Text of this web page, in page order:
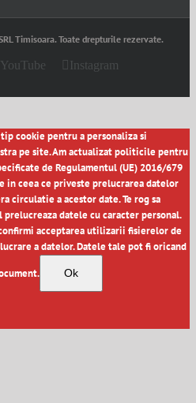
Timisoara. Toate drepturile rezervate.
YouTube Instagram
cookie pentru a personaliza si
pe site. Am actualizat politicile pentru
de Regulamentul (UE) 2016/679
ceea ce priveste prelucrarea datelor
circulatie a acestor date. Te rog sa
datele cu caracter personal.
acceptarea utilizarii fisierelor de
a datelor. Datele tale pot fi oricand
Ok